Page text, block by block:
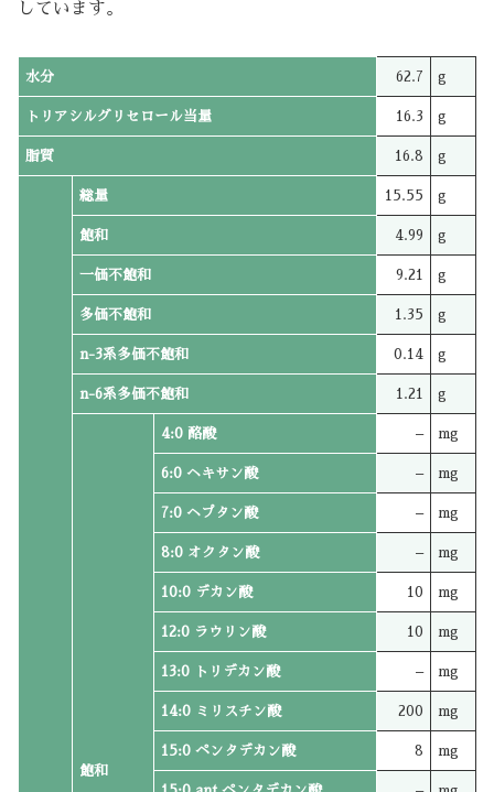
しています。
水分 62.7 g
トリアシルグリセロール当量 16.3 g
脂質 16.8 g
総量 15.55 g
飽和 4.99 g
一価不飽和 9.21 g
多価不飽和 1.35 g
n-3系多価不飽和 0.14 g
n-6系多価不飽和 1.21 g
飽和
4:0 酪酸 – mg
6:0 ヘキサン酸 – mg
7:0 ヘプタン酸 – mg
8:0 オクタン酸 – mg
10:0 デカン酸 10 mg
12:0 ラウリン酸 10 mg
13:0 トリデカン酸 – mg
14:0 ミリスチン酸 200 mg
15:0 ペンタデカン酸 8 mg